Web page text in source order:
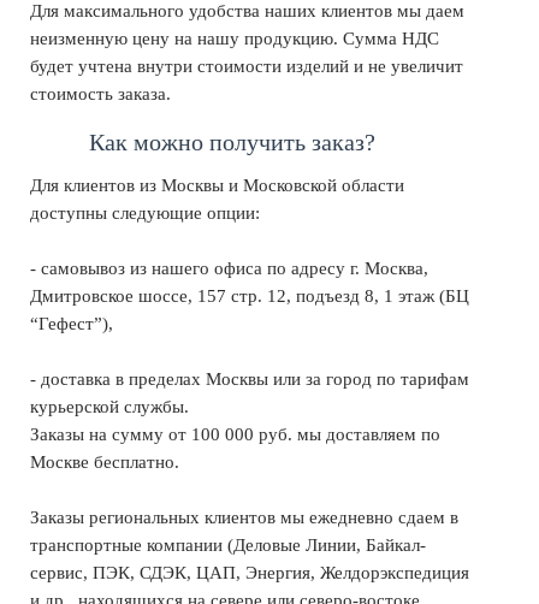
Для максимального удобства наших клиентов мы даем
неизменную цену на нашу продукцию. Сумма НДС
будет учтена внутри стоимости изделий и не увеличит
стоимость заказа.
Как можно получить заказ?
Для клиентов из Москвы и Московской области
доступны следующие опции:
- самовывоз из нашего офиса по адресу г. Москва,
Дмитровское шоссе, 157 стр. 12, подъезд 8, 1 этаж (БЦ
“Гефест”),
- доставка в пределах Москвы или за город по тарифам
курьерской службы.
Заказы на сумму от 100 000 руб. мы доставляем по
Москве бесплатно.
Заказы региональных клиентов мы ежедневно сдаем в
транспортные компании (Деловые Линии, Байкал-
сервис, ПЭК, СДЭК, ЦАП, Энергия, Желдорэкспедиция